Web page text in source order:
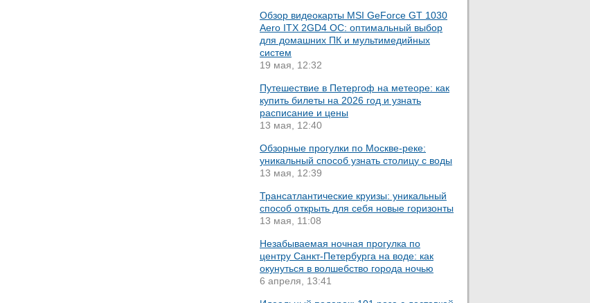
Обзор видеокарты MSI GeForce GT 1030
Aero ITX 2GD4 OC: оптимальный выбор
для домашних ПК и мультимедийных
систем
19 мая, 12:32
Путешествие в Петергоф на метеоре: как
купить билеты на 2026 год и узнать
расписание и цены
13 мая, 12:40
Обзорные прогулки по Москве-реке:
уникальный способ узнать столицу с воды
13 мая, 12:39
Трансатлантические круизы: уникальный
способ открыть для себя новые горизонты
13 мая, 11:08
Незабываемая ночная прогулка по
центру Санкт-Петербурга на воде: как
окунуться в волшебство города ночью
6 апреля, 13:41